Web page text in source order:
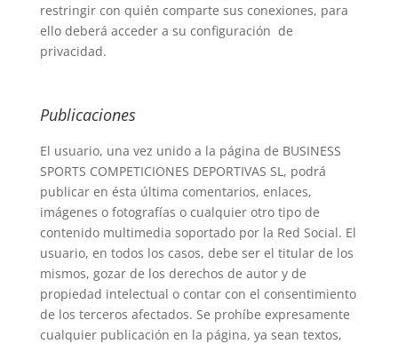
restringir con quién comparte sus conexiones, para
ello deberá acceder a su configuración de
privacidad.
Publicaciones
El usuario, una vez unido a la página de BUSINESS
SPORTS COMPETICIONES DEPORTIVAS SL, podrá
publicar en ésta última comentarios, enlaces,
imágenes o fotografías o cualquier otro tipo de
contenido multimedia soportado por la Red Social. El
usuario, en todos los casos, debe ser el titular de los
mismos, gozar de los derechos de autor y de
propiedad intelectual o contar con el consentimiento
de los terceros afectados. Se prohíbe expresamente
cualquier publicación en la página, ya sean textos,